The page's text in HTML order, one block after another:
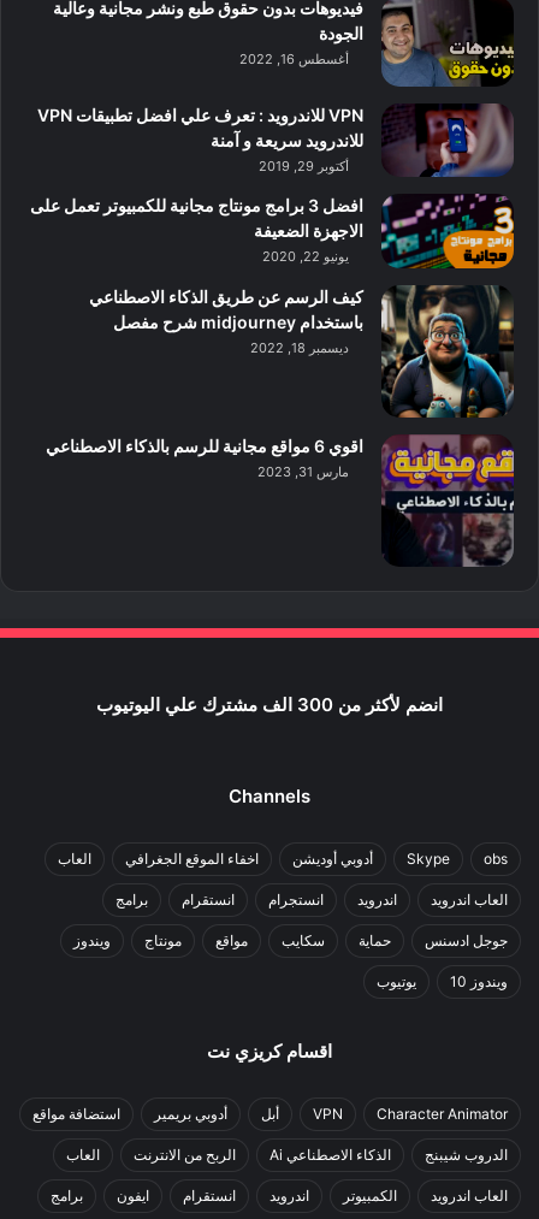
فيديوهات بدون حقوق طبع ونشر مجانية وعالية
الجودة
أغسطس 16, 2022
VPN للاندرويد : تعرف علي افضل تطبيقات VPN
للاندرويد سريعة و آمنة
أكتوبر 29, 2019
افضل 3 برامج مونتاج مجانية للكمبيوتر تعمل على
الاجهزة الضعيفة
يونيو 22, 2020
كيف الرسم عن طريق الذكاء الاصطناعي
باستخدام midjourney شرح مفصل
ديسمبر 18, 2022
اقوي 6 مواقع مجانية للرسم بالذكاء الاصطناعي
مارس 31, 2023
انضم لأكثر من 300 الف مشترك علي اليوتيوب
Channels
obs
Skype أدوبي أوديشن اخفاء الموقع الجغرافي العاب
العاب اندرويد اندرويد انستجرام انستقرام برامج
جوجل ادسنس حماية سكايب مواقع مونتاج ويندوز
ويندوز 10 يوتيوب
اقسام كريزي نت
Character Animator
VPN أبل أدوبي بريمير استضافة مواقع
الدروب شيبنج الذكاء الاصطناعي Ai الربح من الانترنت العاب
العاب اندرويد الكمبيوتر اندرويد انستقرام ايفون برامج